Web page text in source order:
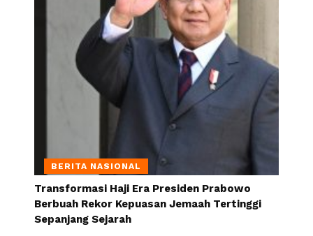
BERITA NASIONAL
Transformasi Haji Era Presiden Prabowo
Berbuah Rekor Kepuasan Jemaah Tertinggi
Sepanjang Sejarah